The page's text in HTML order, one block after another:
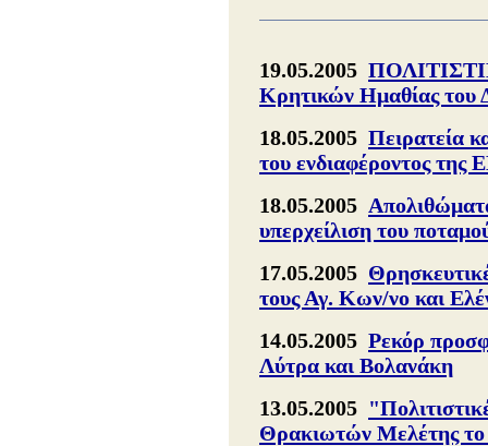
19.05.2005
Κρητικών Ημαθίας του
18.05.2005 Πειρατεία
του ενδιαφέροντος της
18.05.2005
υπερχείλιση του
17.05.2005
τους Αγ. Κων/νο και
14.05.2005 Ρεκόρ
Λύτρα και Βολανάκη
13.05.2005
Θρακιωτών Μελέτης